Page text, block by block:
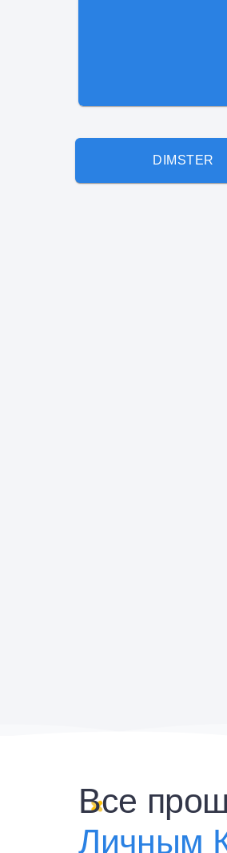
DIMSTER
Все
Личным